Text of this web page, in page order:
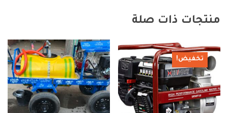
منتجات ذات صلة
تخفيض!